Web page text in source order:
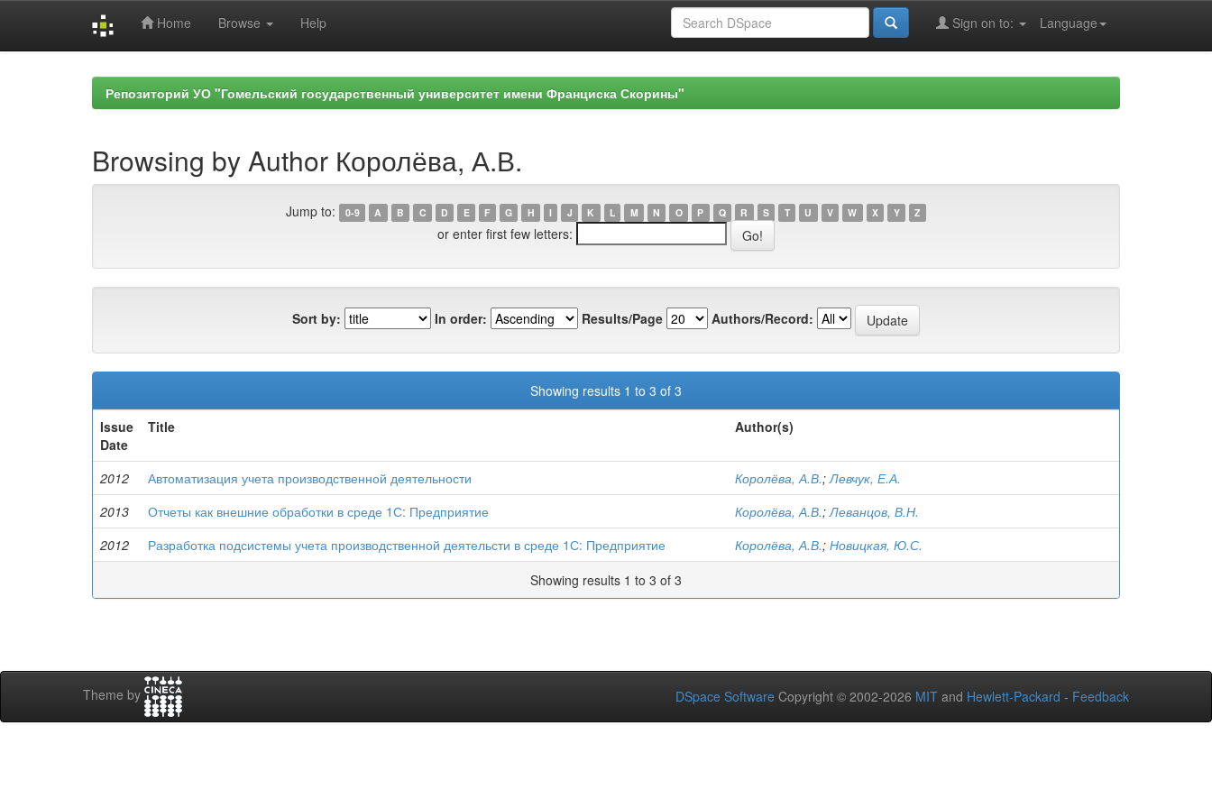
Home Browse Help Language
Sign on to:
Репозиторий УО "Гомельский государственный университет имени Франциска Скорины"
Browsing by Author Королёва, А.В.
Jump to: 0-9 A B C D E F G H I J K L M N O P Q R S T U V W X Y Z
or enter first few letters:
Sort by: In order: Results/Page Authors/Record:
Showing results 1 to 3 of 3
Issue
Date
Title Author(s)
2012 Автоматизация учета производственной деятельности Королёва, А.В.;Левчук, Е.А.
2013
Отчеты как внешние обработки в среде 1С: Предприятие Королёва, А.В.;Леванцов, В.Н.
2012
Разработка подсистемы учета производственной деятельсти в среде 1С: Предприятие Королёва, А.В.; Новицкая, Ю.С.
Showing results 1 to 3 of 3
Theme by DSpace Software Copyright © 2002-2026 MIT and Hewlett-Packard - Feedback